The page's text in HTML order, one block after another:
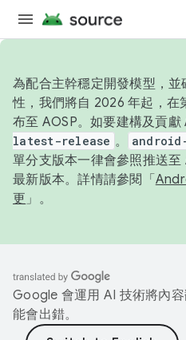
為配合主幹穩定開發模型，
性，我們將自 2026 年起，在
布至 AOSP。如要建構及貢獻
latest-release 。
單分支版本一律會參照推送
最新版本。詳情請參閱「
更 」。
Google 會運用 AI 技術將內
能會出錯。